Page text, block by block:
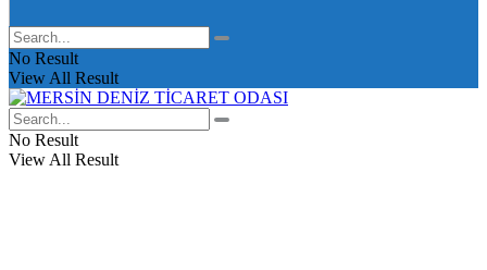
No Result
View All Result
No Result
View All Result